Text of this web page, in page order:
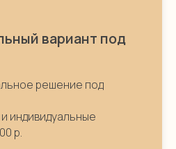
вариант под
решение под
индивидуальные
р.